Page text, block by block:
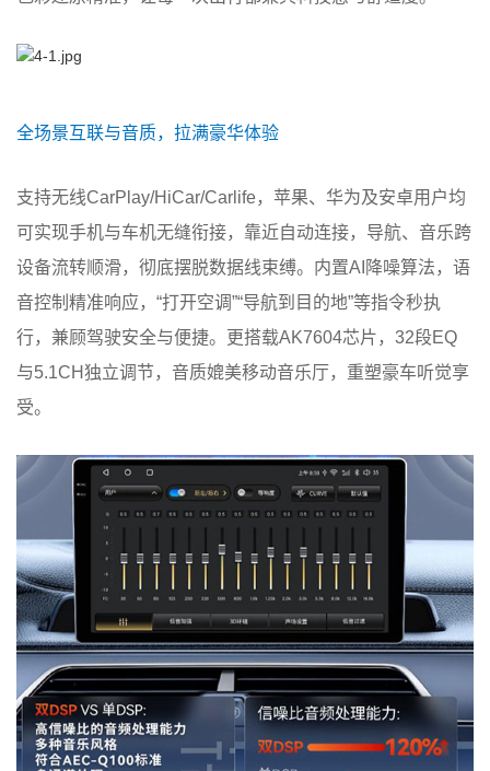
全场景互联与音质，拉满豪华体验
支持无线CarPlay/HiCar/Carlife，苹果、华为及安卓用户均
可实现手机与车机无缝衔接，靠近自动连接，导航、音乐跨
设备流转顺滑，彻底摆脱数据线束缚。内置AI降噪算法，语
音控制精准响应，“打开空调”“导航到目的地”等指令秒执
行，兼顾驾驶安全与便捷。更搭载AK7604芯片，32段EQ
与5.1CH独立调节，音质媲美移动音乐厅，重塑豪车听觉享
受。